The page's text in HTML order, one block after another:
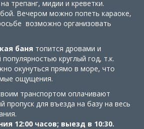
трепанг, мидии и креветки.
Вечером можно попеть караоке,
возможно организовать
баня топится дровами и
круглый год, т.к.
окунуться прямо в море, что
ощущения.
транспортом оплачивают
пропуск для въезда на базу на весь
12:00 часов; выезд в 10:30.